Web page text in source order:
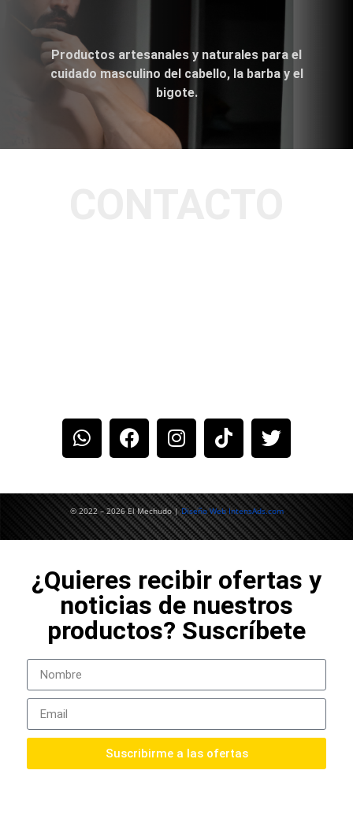
Productos artesanales y naturales para el
cuidado masculino del cabello, la barba y el
bigote.
© 2022 – 2026 El Mechudo |Diseño Web IntensAds.com
¿Quieres recibir ofertas y
noticias de nuestros
productos? Suscríbete
Suscribirme a las ofertas